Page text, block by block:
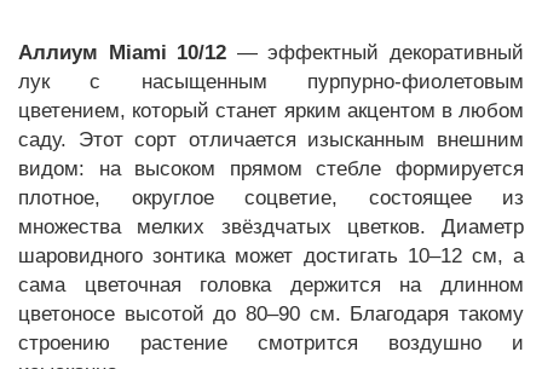
Аллиум Miami 10/12 — эффектный декоративный
лук с насыщенным пурпурно-фиолетовым
цветением, который станет ярким акцентом в любом
саду. Этот сорт отличается изысканным внешним
видом: на высоком прямом стебле формируется
плотное, округлое соцветие, состоящее из
множества мелких звёздчатых цветков. Диаметр
шаровидного зонтика может достигать 10–12 см, а
сама цветочная головка держится на длинном
цветоносе высотой до 80–90 см. Благодаря такому
строению растение смотрится воздушно и